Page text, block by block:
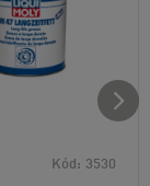
Kód: 3530